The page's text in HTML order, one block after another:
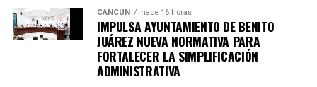
CANCÚN hace 16 horas
IMPULSA AYUNTAMIENTO DE BENITO
JUÁREZ NUEVA NORMATIVA PARA
FORTALECER LA SIMPLIFICACIÓN
ADMINISTRATIVA